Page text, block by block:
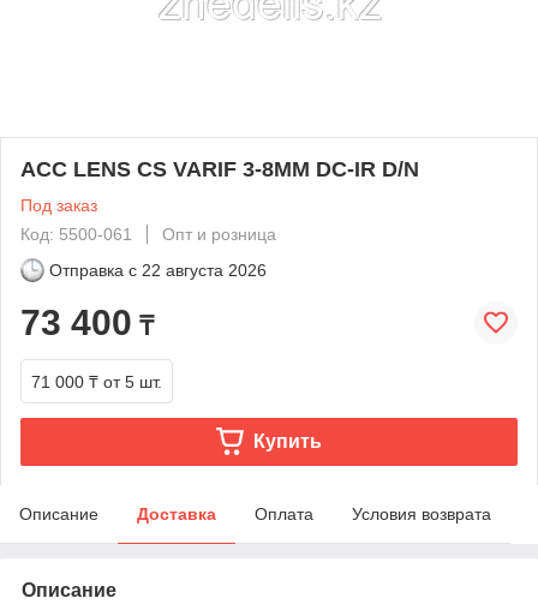
ACC LENS CS VARIF 3-8MM DC-IR D/N
Под заказ
Код: 5500-061
Опт и розница
Отправка с 22 августа 2026
73 400 ₸
71 000 ₸ от 5 шт.
Купить
Описание Доставка Оплата Условия возврата
Описание